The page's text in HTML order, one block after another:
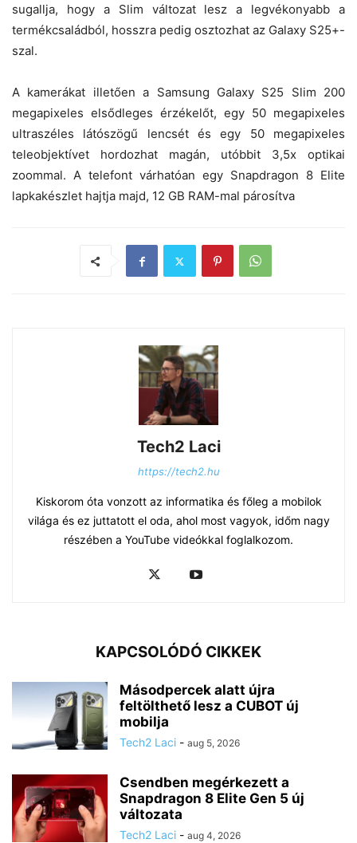
sugallja, hogy a Slim változat lesz a legvékonyabb a
termékcsaládból, hosszra pedig osztozhat az Galaxy S25+-
szal.
A kamerákat illetően a Samsung Galaxy S25 Slim 200
megapixeles elsődleges érzékelőt, egy 50 megapixeles
ultraszéles látószögű lencsét és egy 50 megapixeles
teleobjektívet hordozhat magán, utóbbit 3,5x optikai
zoommal. A telefont várhatóan egy Snapdragon 8 Elite
lapkakészlet hajtja majd, 12 GB RAM-mal párosítva
Tech2 Laci
https://tech2.hu
Kiskorom óta vonzott az informatika és főleg a mobilok
világa és ez juttatott el oda, ahol most vagyok, időm nagy
részében a YouTube videókkal foglalkozom.
KAPCSOLÓDÓ CIKKEK
Másodpercek alatt újra
feltölthető lesz a CUBOT új
mobilja
Tech2 Laci - aug 5, 2026
Csendben megérkezett a
Snapdragon 8 Elite Gen 5 új
változata
Tech2 Laci - aug 4, 2026